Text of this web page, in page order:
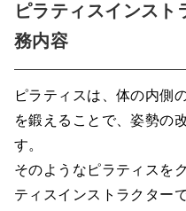
ピラティスインスト
務内容
ピラティスは、体の内側
を鍛えることで、姿勢の
す。
そのようなピラティスを
ティスインストラクター